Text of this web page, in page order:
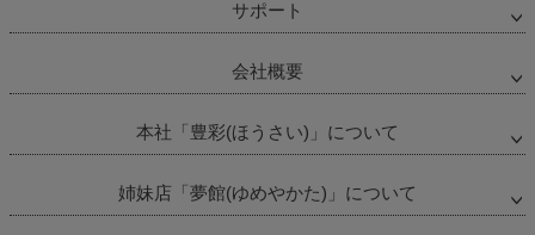
サポート
会社概要
本社「豊彩(ほうさい)」について
姉妹店「夢館(ゆめやかた)」について